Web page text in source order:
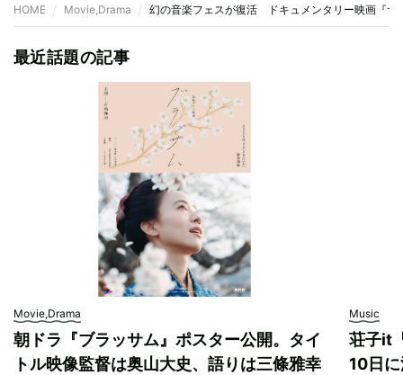
HOME Movie,Drama 幻の音楽フェスが復活 ドキュメンタリー映画『サ
最近話題の記事
Movie,Drama
朝ドラ『ブラッサム』ポスター公開。タイ
トル映像監督は奥山大史、語りは三條雅幸
Music
荘子it
10日